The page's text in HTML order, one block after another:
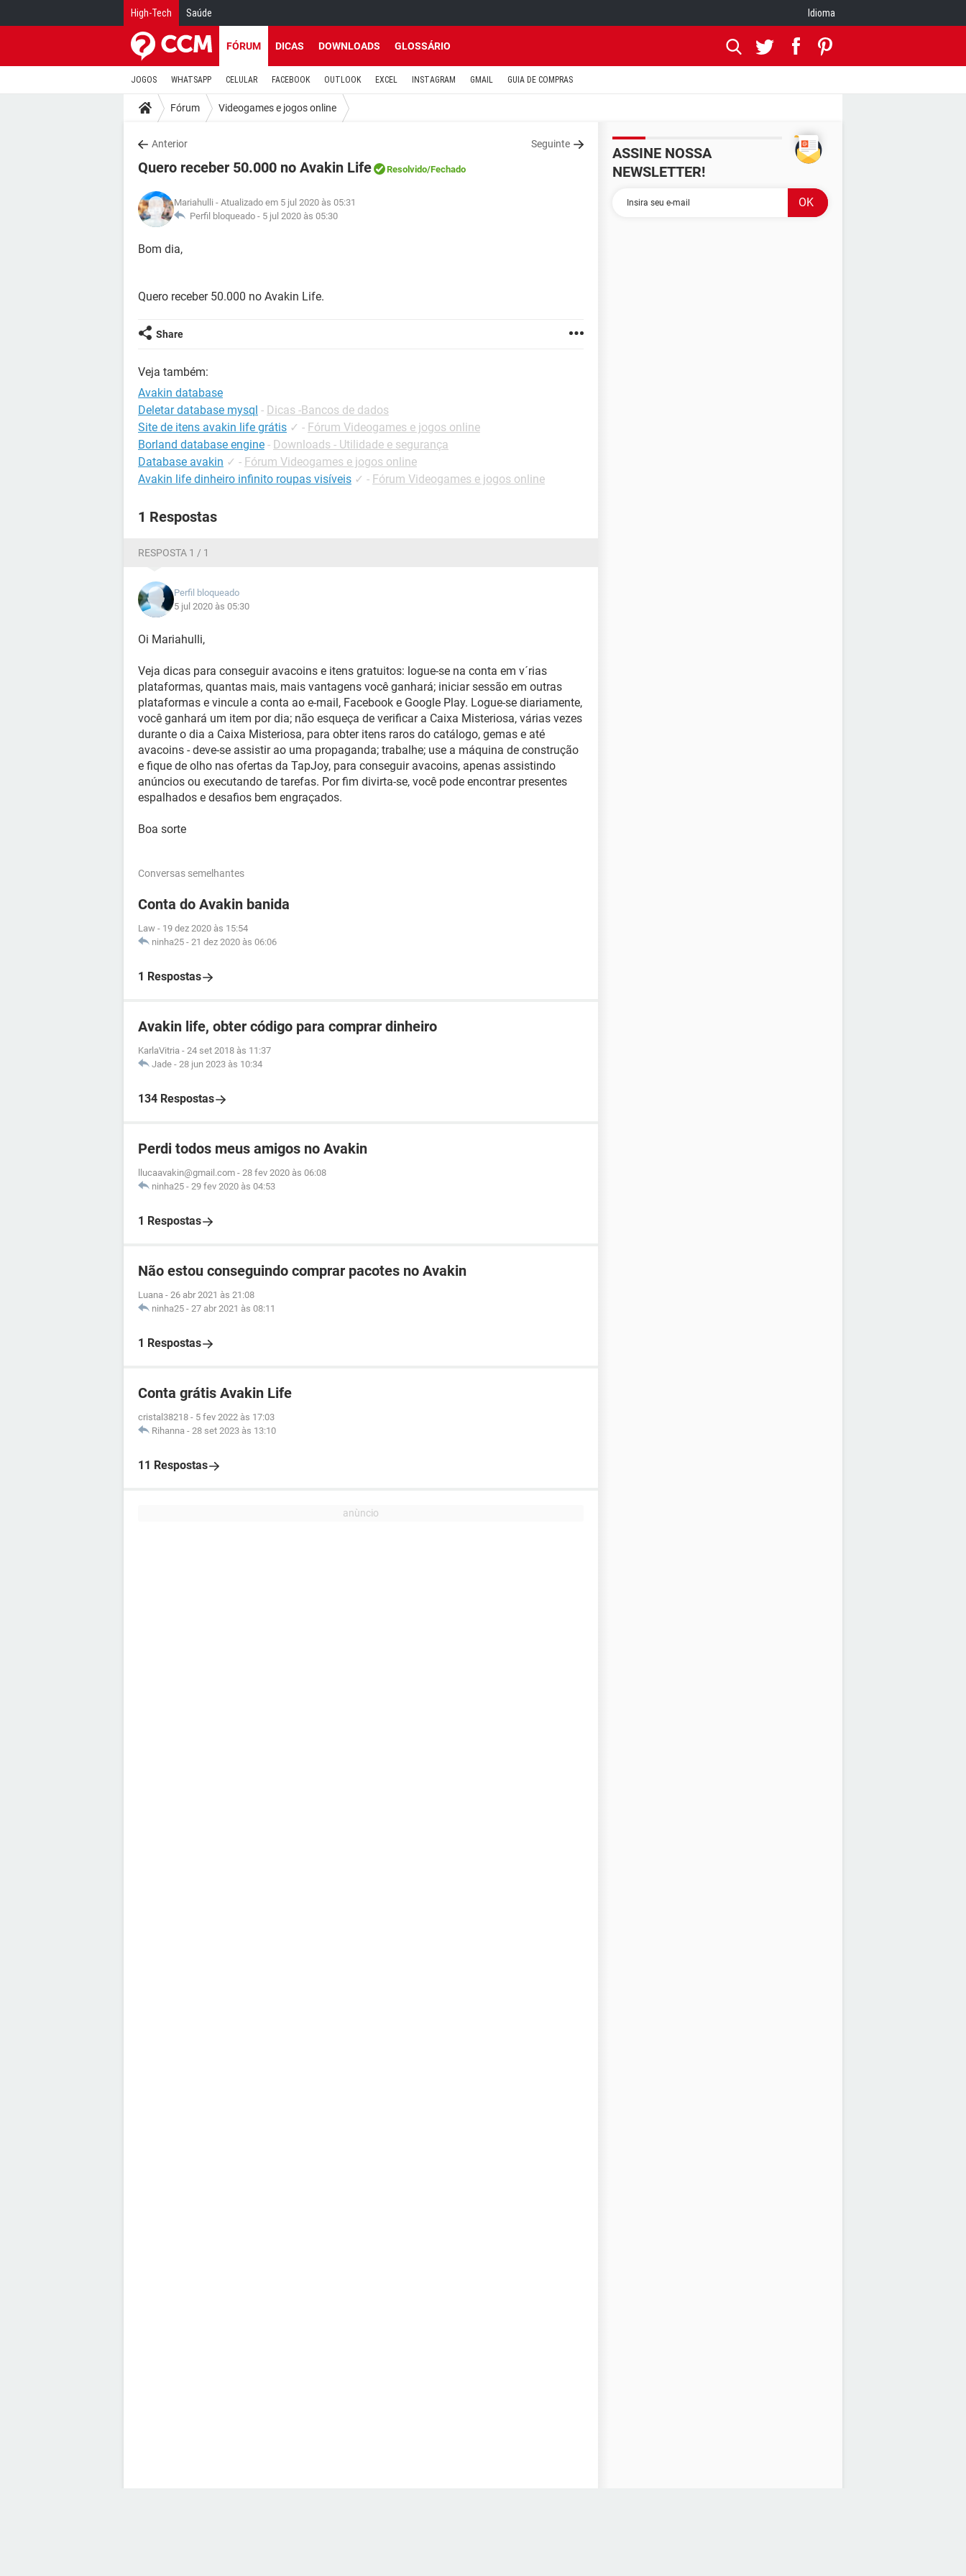
High-Tech Saúde Idioma
FÓRUM DICAS DOWNLOADS GLOSSÁRIO
JOGOS WHATSAPP CELULAR FACEBOOK OUTLOOK EXCEL INSTAGRAM GMAIL GUIA DE COMPRAS
Fórum Videogames e jogos online
Anterior Seguinte
Quero receber 50.000 no Avakin Life Resolvido/Fechado
Mariahulli - Atualizado em 5 jul 2020 às 05:31
Perfil bloqueado - 5 jul 2020 às 05:30
Bom dia,
Quero receber 50.000 no Avakin Life.
Share
Veja também:
Avakin database
Deletar database mysql - Dicas -Bancos de dados
Site de itens avakin life grátis ✓ - Fórum Videogames e jogos online
Borland database engine - Downloads - Utilidade e segurança
Database avakin ✓ - Fórum Videogames e jogos online
Avakin life dinheiro infinito roupas visíveis ✓ - Fórum Videogames e jogos online
1 Respostas
RESPOSTA 1 / 1
Perfil bloqueado
5 jul 2020 às 05:30
Oi Mariahulli,
Veja dicas para conseguir avacoins e itens gratuitos: logue-se na conta em v´rias
plataformas, quantas mais, mais vantagens você ganhará; iniciar sessão em outras
plataformas e vincule a conta ao e-mail, Facebook e Google Play. Logue-se diariamente,
você ganhará um item por dia; não esqueça de verificar a Caixa Misteriosa, várias vezes
durante o dia a Caixa Misteriosa, para obter itens raros do catálogo, gemas e até
avacoins - deve-se assistir ao uma propaganda; trabalhe; use a máquina de construção
e fique de olho nas ofertas da TapJoy, para conseguir avacoins, apenas assistindo
anúncios ou executando de tarefas. Por fim divirta-se, você pode encontrar presentes
espalhados e desafios bem engraçados.
Boa sorte
Conversas semelhantes
Conta do Avakin banida
Law - 19 dez 2020 às 15:54
ninha25 - 21 dez 2020 às 06:06
1 Respostas
Avakin life, obter código para comprar dinheiro
KarlaVitria - 24 set 2018 às 11:37
Jade - 28 jun 2023 às 10:34
134 Respostas
Perdi todos meus amigos no Avakin
llucaavakin@gmail.com - 28 fev 2020 às 06:08
ninha25 - 29 fev 2020 às 04:53
1 Respostas
Não estou conseguindo comprar pacotes no Avakin
Luana - 26 abr 2021 às 21:08
ninha25 - 27 abr 2021 às 08:11
1 Respostas
Conta grátis Avakin Life
cristal38218 - 5 fev 2022 às 17:03
Rihanna - 28 set 2023 às 13:10
11 Respostas
ASSINE NOSSA
NEWSLETTER!